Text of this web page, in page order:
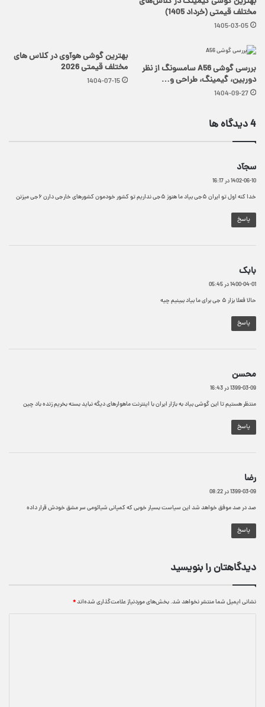
مختلف قیمتی (خرداد 1405)
1405-03-05
بررسی گوشی A56 سامسونگ از نظر
دوربین، گیمینگ، طراحی و…
1404-09-27
بهترین گوشی هوآوی در کلاس های
مختلف قیمتی 2026
1404-07-15
‫4 دیدگاه ها
سجآد
ف
:
1402-06-10 در 16:17
خدا کنه اول تو ایران ۵جی بیاد ما هنوز ۵جی نداریم تو کشور خودمون کشورهای خارجی دارن ۶جی میزنن
پاسخ
بابک
ف
:
1400-04-01 در 05:45
حالا فعلا بزار ۵ جی برای ما بیاد ببینیم چیه
پاسخ
محسن
ف
:
1399-03-09 در 16:43
منتظر هستیم تا این گوشی بیاد به بازار ایران با اینترنت ماهوارهای دیگه نباید بسته بخریم زنده باد چین
پاسخ
رضا
ف
:
1399-03-09 در 08:22
صد در صد موفق خواهد شد این سیاست بسیار خوبی که کمپانی شیائومی سر مشق خودش قرار داده
پاسخ
دیدگاهتان را بنویسید
نشانی ایمیل شما منتشر نخواهد شد.بخش‌های موردنیاز علامت‌گذاری شده‌اند*